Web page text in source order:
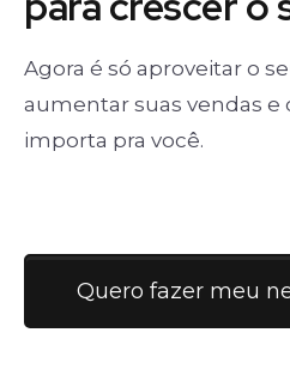
Agora é só aproveitar o
aumentar suas vendas e
importa pra você.
Quero fazer meu